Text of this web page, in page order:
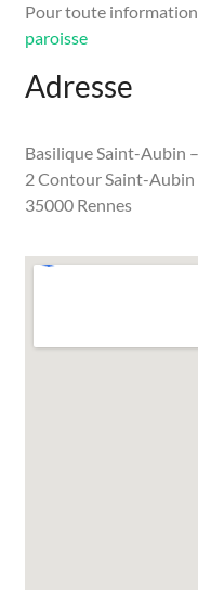
Pour toute
paroisse
Adresse
Basilique Saint-Aubin
2 Contour Saint-Aubin
35000 Rennes